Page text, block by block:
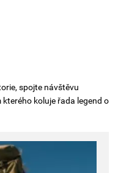
spojte návštěvu
kterého koluje řada legend o